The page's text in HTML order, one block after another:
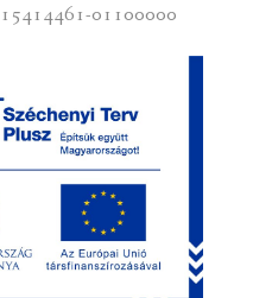
01100000